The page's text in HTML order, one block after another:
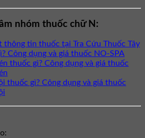
nhóm thuốc chữ N:
thông tin thuốc tại Tra Cứu Thuốc Tây
Công dụng và giá thuốc NO-SPA
thuốc gì? Công dụng và giá thuốc
thuốc gì? Công dụng và giá thuốc